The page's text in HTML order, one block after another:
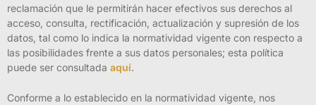
reclamación que le permitirán hacer efectivos sus derechos al
acceso, consulta, rectificación, actualización y supresión de los
datos, tal como lo indica la normatividad vigente con respecto a
las posibilidades frente a sus datos personales; esta política
puede ser consultada aquí.
Conforme a lo establecido en la normatividad vigente, nos